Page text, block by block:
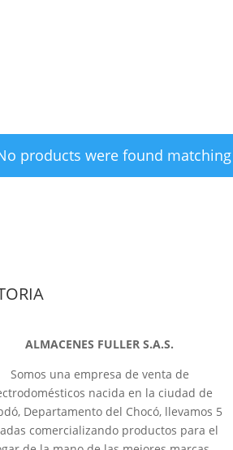
products were found
ALMACENES FULLER S.A.S.
Somos una empresa de venta de
nacida en la ciudad de
Departamento del Chocó, llevamos 5
comercializando productos para el